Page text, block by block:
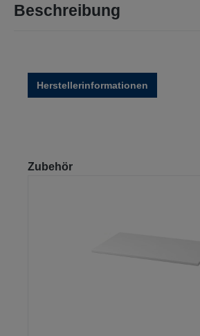
Beschreibung
Herstellerinformationen
Produktgalerie überspringen
Zubehör